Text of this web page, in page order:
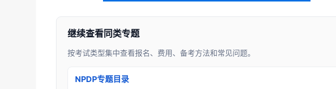
继续查看同类专题
按考试类型集中查看报名、费用、备考方法和常见问题。
NPDP专题目录